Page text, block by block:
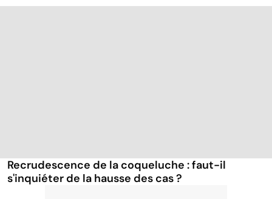
Recrudescence de la coqueluche : faut-il
s'inquiéter de la hausse des cas ?